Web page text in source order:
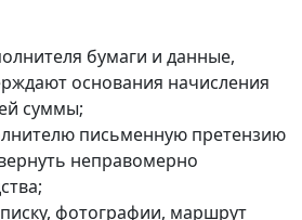
бумаги и данные,
основания начисления
суммы;
письменную претензию
неправомерно
фотографии, маршрут